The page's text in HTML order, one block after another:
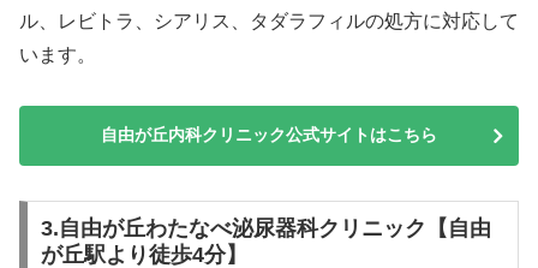
ル、レビトラ、シアリス、タダラフィルの処方に対応して
います。
自由が丘内科クリニック公式サイトはこちら
3.自由が丘わたなべ泌尿器科クリニック【自由
が丘駅より徒歩4分】